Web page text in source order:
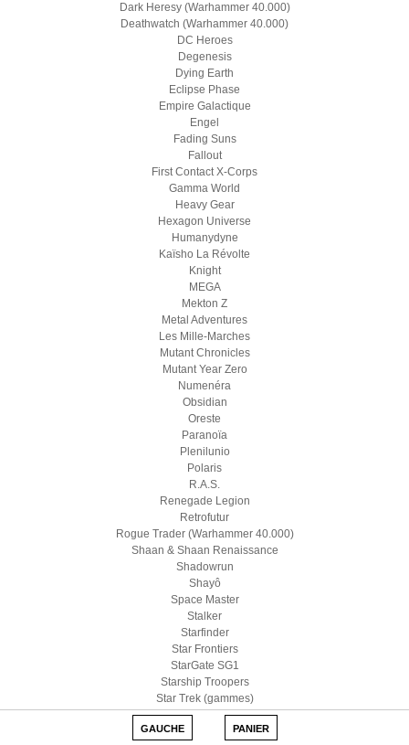
Dark Heresy (Warhammer 40.000)
Deathwatch (Warhammer 40.000)
DC Heroes
Degenesis
Dying Earth
Eclipse Phase
Empire Galactique
Engel
Fading Suns
Fallout
First Contact X-Corps
Gamma World
Heavy Gear
Hexagon Universe
Humanydyne
Kaïsho La Révolte
Knight
MEGA
Mekton Z
Metal Adventures
Les Mille-Marches
Mutant Chronicles
Mutant Year Zero
Numenéra
Obsidian
Oreste
Paranoïa
Plenilunio
Polaris
R.A.S.
Renegade Legion
Retrofutur
Rogue Trader (Warhammer 40.000)
Shaan & Shaan Renaissance
Shadowrun
Shayô
Space Master
Stalker
Starfinder
Star Frontiers
StarGate SG1
Starship Troopers
Star Trek (gammes)
Star Wars D6
Star Wars (Edge)
GAUCHE PANIER